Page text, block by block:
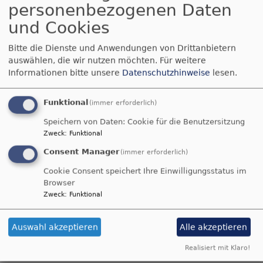
willkommen!
Die Kirchengemeinde Auerbach ist die einzige im
Dekanat Bayreuthund imKirchenkreis Bayreuth
die ganz in der Oberpfalz liegt. Der
Protestantismus hat hiersehr alte Wurzeln
Schon in der Reformationszeit war Auerbach
evangelisch.Heute ist Auerbach eine relativ
junge Diasporagemeinde in einem stark
katholisch geprägten Umfeld. Die Gemeinde hat
zur Zeit gut 1000 Gemeindeglieder und erstreckt
sich fast über das gesamte
Auerbach - mit Ausnahme der Ortsteile
Nachbargemeinde im 20 km entfernten
personenbezogenen Daten
und Cookies
Bitte die Dienste und Anwendungen von Drittanbietern
auswählen, die wir nutzen möchten. Für weitere
Informationen bitte unsere Datenschutzhinweise lesen.
Funktional (immer erforderlich)
Speichern von Daten: Cookie für die Benutzersitzung
Zweck: Funktional
Consent Manager (immer erforderlich)
Cookie Consent speichert Ihre Einwilligungsstatus im
Browser
Zweck: Funktional
Auswahl akzeptieren Alle akzeptieren
Realisiert mit Klaro!